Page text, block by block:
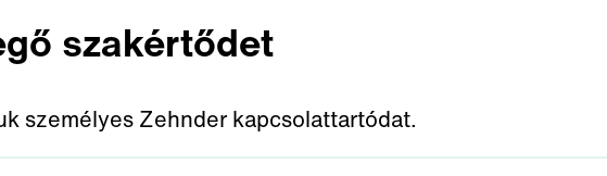
szakértődet
személyes Zehnder kapcsolattartódat.